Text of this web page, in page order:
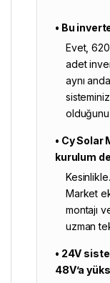
• Bu
Evet,
adet
aynı
• Cy Solar
kurulum
Market
montajı
uzman
• 24V
48V’a